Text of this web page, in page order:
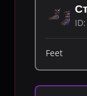
Feet